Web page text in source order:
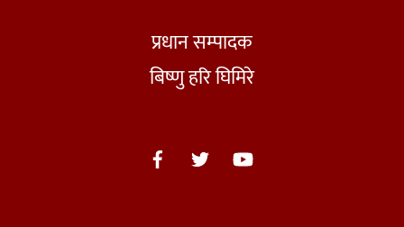
प्रधान सम्पादक
बिष्णु हरि घिमिरे